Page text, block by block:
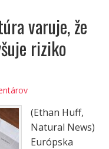
varuje, že
riziko
(Ethan Huff,
Natural News)
Európska